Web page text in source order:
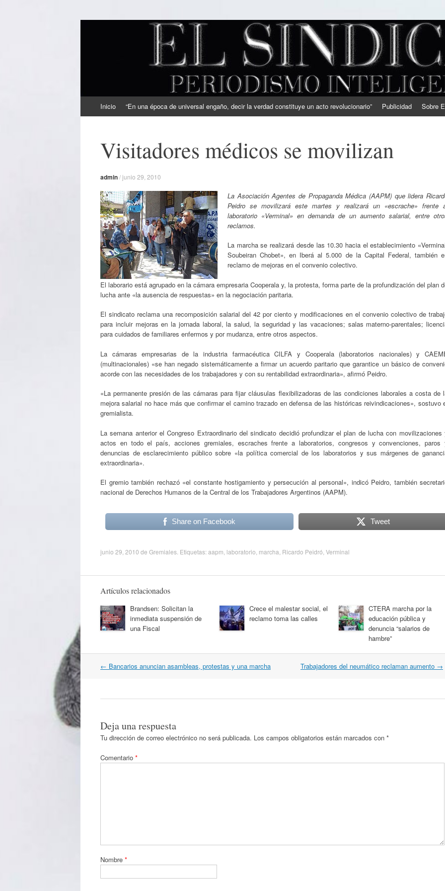
EL SINDICAL
Periodismo Inteligente
al
Inicio “En una época de universal engaño, decir la verdad constituye un acto revolucionario” Publicidad Sobre
Visitadores médicos se movilizan
admin/junio 29, 2010
La Asociación Agentes de Propaganda Médica (AAPM) que lidera
Peidro se movilizará este martes y realizará un «escrache» frente
laboratorio «Verminal» en demanda de un aumento salarial, entre
reclamos.
La marcha se realizará desde las 10.30 hacia el establecimiento
Soubeiran Chobet», en Iberá al 5.000 de la Capital Federal, también
reclamo de mejoras en el convenio colectivo.
El laborario está agrupado en la cámara empresaria Cooperala y, la protesta, forma parte de la profundización del plan
lucha ante «la ausencia de respuestas» en la negociación paritaria.
El sindicato reclama una recomposición salarial del 42 por ciento y modificaciones en el convenio colectivo de
para incluir mejoras en la jornada laboral, la salud, la seguridad y las vacaciones; salas materno-parentales;
para cuidados de familiares enfermos y por mudanza, entre otros aspectos.
La cámaras empresarias de la industria farmacéutica CILFA y Cooperala (laboratorios nacionales) y
(multinacionales) «se han negado sistemáticamente a firmar un acuerdo paritario que garantice un básico de
acorde con las necesidades de los trabajadores y con su rentabilidad extraordinaria», afirmó Peidro.
«La permanente presión de las cámaras para fijar cláusulas flexibilizadoras de las condiciones laborales a costa de
mejora salarial no hace más que confirmar el camino trazado en defensa de las históricas reivindicaciones», sostuvo
gremialista.
La semana anterior el Congreso Extraordinario del sindicato decidió profundizar el plan de lucha con movilizaciones
actos en todo el país, acciones gremiales, escraches frente a laboratorios, congresos y convenciones, paros
denuncias de esclarecimiento público sobre «la política comercial de los laboratorios y sus márgenes de
extraordinaria».
El gremio también rechazó «el constante hostigamiento y persecución al personal», indicó Peidro, también
nacional de Derechos Humanos de la Central de los Trabajadores Argentinos (AAPM).
Share on Facebook Tweet
junio 29, 2010 de Gremiales . Etiquetas:aapm laboratorio marcha Ricardo Peidró Verminal
Artículos relacionados
Brandsen: Solicitan la
inmediata suspensión de
una Fiscal
Crece el malestar social, el
reclamo toma las calles
CTERA marcha por la
educación pública y
denuncia “salarios de
hambre”
Navegación
← Bancarios anuncian asambleas, protestas y una marcha Trabajadores del neumático reclaman aumento →
Deja una respuesta
Tu dirección de correo electrónico no será publicada. Los campos obligatorios están marcados con *
Comentario *
Nombre *